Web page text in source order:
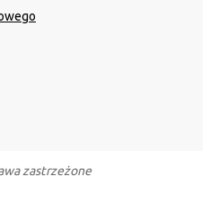
zastrzeżone